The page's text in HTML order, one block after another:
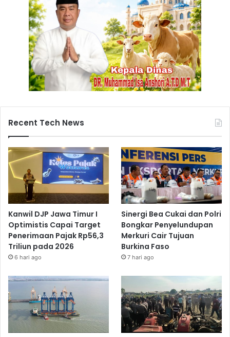
Recent Tech News
Kanwil DJP Jawa Timur I
Optimistis Capai Target
Penerimaan Pajak Rp56,3
Triliun pada 2026
6 hari ago
Sinergi Bea Cukai dan Polri
Bongkar Penyelundupan
Merkuri Cair Tujuan
Burkina Faso
7 hari ago